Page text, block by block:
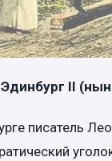
II
писатель